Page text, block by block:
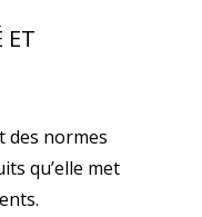
ET
des normes
qu’elle met